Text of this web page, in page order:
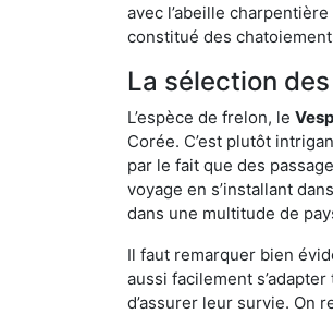
avec l’abeille
constitué des
La sélection
L’espèce de frelon, le
Corée. C’est plutôt
par le fait que des
voyage en s’installant
dans une multitude de
Il faut remarquer bien
aussi facilement
d’assurer leur survie. On